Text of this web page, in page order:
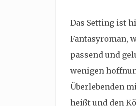
Das Setting ist
Fantasyroman,
passend und
wenigen
Überlebenden
heißt und den